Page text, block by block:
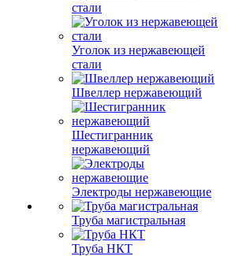
стали
Уголок из нержавеющей
стали
Швеллер нержавеющий
Шестигранник
нержавеющий
Электроды нержавеющие
Труба магистральная
Труба НКТ